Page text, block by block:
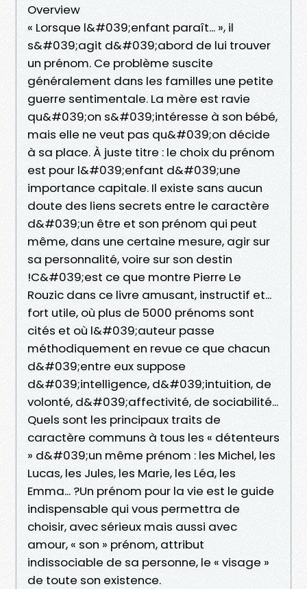
Overview
« Lorsque l&#039;enfant paraît... », il
s&#039;agit d&#039;abord de lui trouver
un prénom. Ce problème suscite
généralement dans les familles une petite
guerre sentimentale. La mère est ravie
qu&#039;on s&#039;intéresse à son bébé,
mais elle ne veut pas qu&#039;on décide
à sa place. À juste titre : le choix du prénom
est pour l&#039;enfant d&#039;une
importance capitale. Il existe sans aucun
doute des liens secrets entre le caractère
d&#039;un être et son prénom qui peut
même, dans une certaine mesure, agir sur
sa personnalité, voire sur son destin
!C&#039;est ce que montre Pierre Le
Rouzic dans ce livre amusant, instructif et...
fort utile, où plus de 5000 prénoms sont
cités et où l&#039;auteur passe
méthodiquement en revue ce que chacun
d&#039;entre eux suppose
d&#039;intelligence, d&#039;intuition, de
volonté, d&#039;affectivité, de sociabilité...
Quels sont les principaux traits de
caractère communs à tous les « détenteurs
» d&#039;un même prénom : les Michel, les
Lucas, les Jules, les Marie, les Léa, les
Emma... ?Un prénom pour la vie est le guide
indispensable qui vous permettra de
choisir, avec sérieux mais aussi avec
amour, « son » prénom, attribut
indissociable de sa personne, le « visage »
de toute son existence.